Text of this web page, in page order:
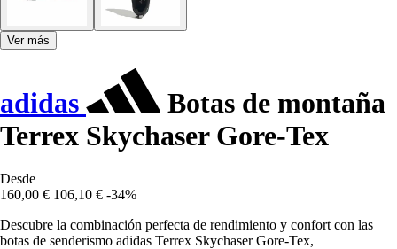
Ver más
adidas
Botas de montaña
Terrex Skychaser Gore-Tex
Desde
160,00 € 106,10 € -34%
Descubre la combinación perfecta de rendimiento y confort con las
botas de senderismo adidas Terrex Skychaser Gore-Tex,